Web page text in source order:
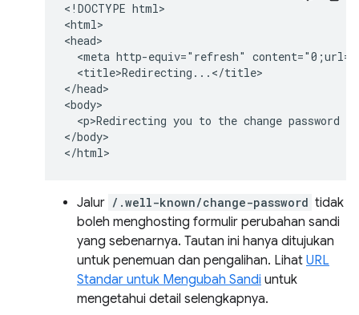
<!DOCTYPE html>
<html>
<head>
<meta http-equiv="refresh"
  <title>Redirecting...</title>
</head>
<body>
<p>Redirecting you to the change password
</body>
Jalur /.well-known/change-password tidak
boleh menghosting formulir perubahan sandi
yang sebenarnya. Tautan ini hanya ditujukan
untuk penemuan dan pengalihan. Lihat URL
Standar untuk Mengubah Sandi untuk
mengetahui detail selengkapnya.